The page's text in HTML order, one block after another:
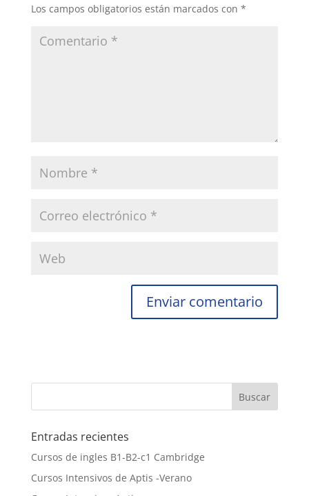
Los campos obligatorios están marcados con *
Entradas recientes
Cursos de ingles B1-B2-c1 Cambridge
Cursos Intensivos de Aptis -Verano